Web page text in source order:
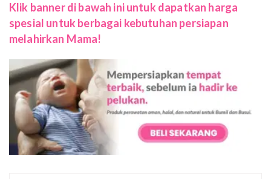
Klik banner di bawah ini untuk dapatkan harga
spesial untuk berbagai kebutuhan persiapan
melahirkan Mama!